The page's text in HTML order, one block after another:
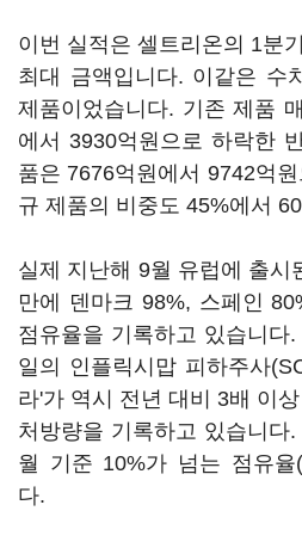
이번 실적은 셀트리온의 1분
최대 금액입니다. 이같은 수
제품이었습니다. 기존 제품
에서 3930억원으로 하락한
품은 7676억원에서 9742억
규 제품의 비중도 45%에서
실제 지난해 9월 유럽에 출시
만에 덴마크 98%, 스페인
점유율을 기록하고 있습니다
일의 인플릭시맙 피하주사
라'가 역시 전년 대비 3배 이
처방량을 기록하고 있습니다
월 기준 10%가 넘는 점유율
다.